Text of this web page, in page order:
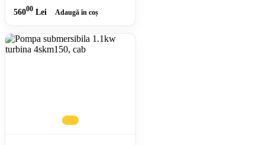
56000 Lei Adaugă în coș